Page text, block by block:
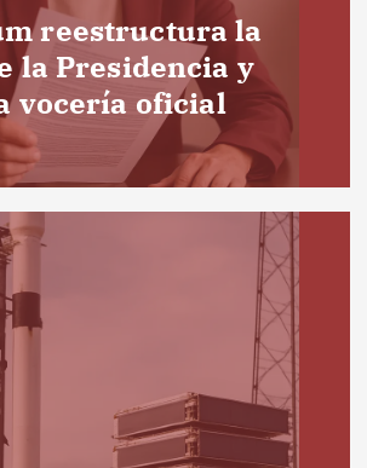
reestructura la
la Presidencia y
vocería oficial